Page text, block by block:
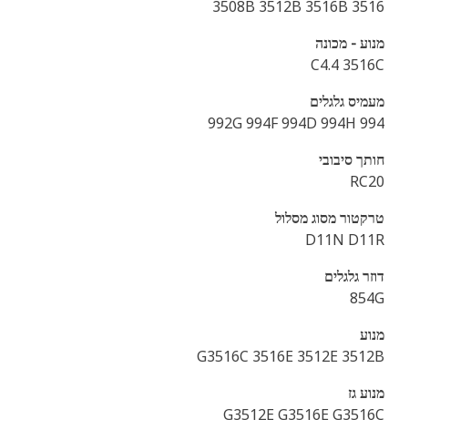
3516 3508B 3512B 3516B
מנוע - מכונה
C4.4 3516C
מעמיס גלגלים
994 992G 994F 994D 994H
חותך סיבובי
RC20
טרקטור מסוג מסלול
D11N D11R
דוזר גלגלים
854G
מנוע
G3516C 3516E 3512E 3512B
מנוע גז
G3512E G3516E G3516C